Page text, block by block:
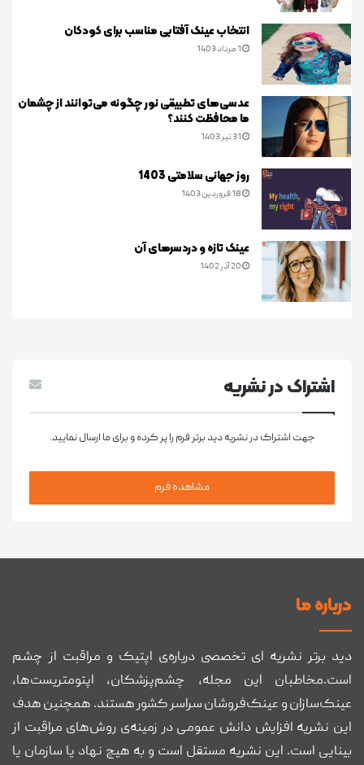
انتخاب عینک آفتابی مناسب برای کودکان
1 مرداد 1403
عدسی‌های تطبیقی نور چگونه می‌توانند از چشمان
ما محافظت کنند؟
31 تیر 1403
روز جهانی سلامتی 1403
18 فروردین 1403
عینک تازه و دردسرهای آن
20 آذر 1402
اشتراک در نشريه
جهت اشتراک در نشریه دید برتر فرم را پر کرده و برای ما ارسال نمایید.
مشاهده فرم
درباره ما
دید برتر نشریه ای تخصصی درباره‌ی اپتیک و مراقبت از چشم
است.مخاطبان این مجله، چشم‌پزشکان، اپتومتریست‌ها،
عینک‌سازان و عینک‌فروشان سراسر کشور هستند. همچنین هدف
این نشریه افزایش دانش عمومی در زمینه‌ی روش‌های مراقبت از
بینایی است. این نشریه مستقل است و به هیچ نهاد یا سازمان یا